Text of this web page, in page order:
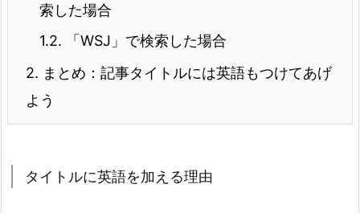
索した場合
1.2. 「WSJ」で検索した場合
2. まとめ：記事タイトルには英語もつけてあげ
よう
タイトルに英語を加える理由